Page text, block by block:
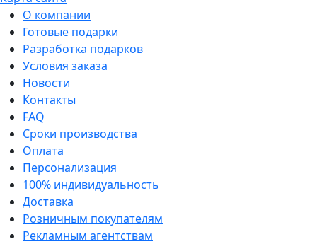
О компании
Готовые подарки
Разработка подарков
Условия заказа
Новости
Контакты
FAQ
Сроки производства
Оплата
Персонализация
100% индивидуальность
Доставка
Розничным покупателям
Рекламным агентствам